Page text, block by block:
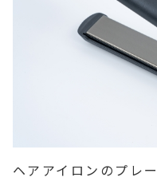
ヘアアイロンのプレ